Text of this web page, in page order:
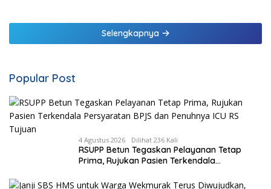
Malaka
Selengkapnya
Popular Post
4 Agustus 2026 Dilihat 236 Kali
RSUPP Betun Tegaskan Pelayanan Tetap
Prima, Rujukan Pasien Terkendala
Tujuan